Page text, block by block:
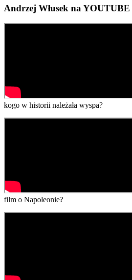
Andrzej Włusek na YOUTUBE
kogo w historii należała wyspa?
film o Napoleonie?